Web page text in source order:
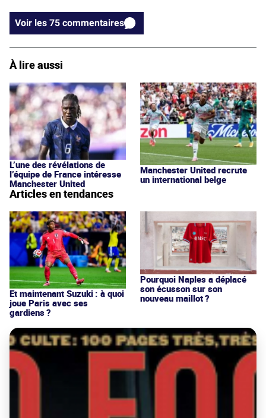
Voir les 75 commentaires
À lire aussi
L’une des révélations de
l’équipe de France intéresse
Manchester United
Manchester United recrute
un international belge
Articles en tendances
Et maintenant Suzuki : à quoi
joue Paris avec ses
gardiens ?
Pourquoi Naples a déplacé
son écusson sur son
nouveau maillot ?